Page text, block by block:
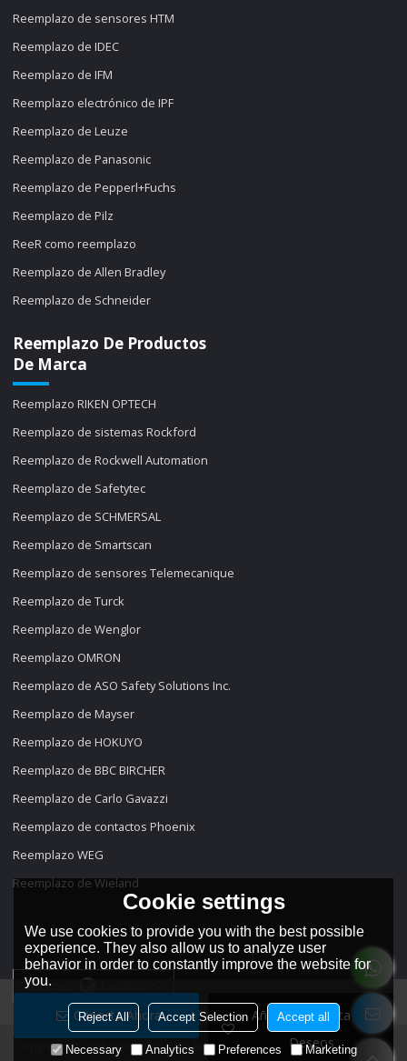
Conecta Ahora
Añadir A La Lista De
Deseos
Reemplazo de sensores HTM
Reemplazo de IDEC
Reemplazo de IFM
Reemplazo electrónico de IPF
Reemplazo de Leuze
Reemplazo de Panasonic
Reemplazo de Pepperl+Fuchs
Reemplazo de Pilz
ReeR como reemplazo
Reemplazo de Allen Bradley
Reemplazo de Schneider
Reemplazo De Productos
De Marca
Reemplazo RIKEN OPTECH
Reemplazo de sistemas Rockford
Reemplazo de Rockwell Automation
Reemplazo de Safetytec
Reemplazo de SCHMERSAL
Reemplazo de Smartscan
Reemplazo de sensores Telemecanique
Reemplazo de Turck
Reemplazo de Wenglor
Reemplazo OMRON
Reemplazo de ASO Safety Solutions Inc.
Reemplazo de Mayser
Reemplazo de HOKUYO
Reemplazo de BBC BIRCHER
Reemplazo de Carlo Gavazzi
Reemplazo de contactos Phoenix
Reemplazo WEG
Reemplazo de Wieland
idioma:
Copyright © 2026Dongguan Dadi Electronic Technology Co., LtdSupport
Cookie settings
We use cookies to provide you with the best possible
experience. They also allow us to analyze user
behavior in order to constantly improve the website for
you.
Reject All Accept Selection Accept all
Necessary Analytics Preferences Marketing